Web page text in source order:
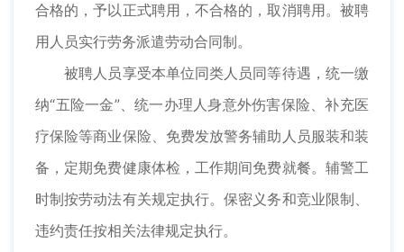
合格的，予以正式聘用，不合格的，取消聘用。被聘
用人员实行劳务派遣劳动合同制。
被聘人员享受本单位同类人员同等待遇，统一缴
纳“五险一金”、统一办理人身意外伤害保险、补充医
疗保险等商业保险、免费发放警务辅助人员服装和装
备，定期免费健康体检，工作期间免费就餐。辅警工
时制按劳动法有关规定执行。保密义务和竞业限制、
违约责任按相关法律规定执行。